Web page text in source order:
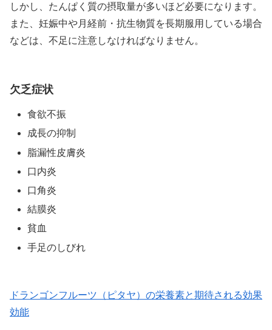
しかし、たんぱく質の摂取量が多いほど必要になります。
また、妊娠中や月経前・抗生物質を長期服用している場合
などは、不足に注意しなければなりません。
欠乏症状
食欲不振
成長の抑制
脂漏性皮膚炎
口内炎
口角炎
結膜炎
貧血
手足のしびれ
ドランゴンフルーツ（ピタヤ）の栄養素と期待される効果
効能